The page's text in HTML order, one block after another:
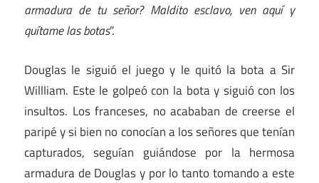
armadura de tu señor? Maldito esclavo, ven aquí y
quítame las botas”.
Douglas le siguió el juego y le quitó la bota a Sir
Willliam. Este le golpeó con la bota y siguió con los
insultos. Los franceses, no acababan de creerse el
paripé y si bien no conocían a los señores que tenían
capturados, seguían guiándose por la hermosa
armadura de Douglas y por lo tanto tomando a este